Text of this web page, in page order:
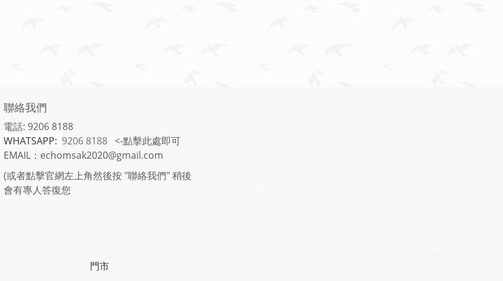
聯絡我們
電話: 9206 8188
WHATSAPP: 9206 8188 <-點擊此處即可
EMAIL：echomsak2020@gmail.com
(或者點擊官網左上角然後按 "聯絡我們" 稍後
會有專人答復您
門市